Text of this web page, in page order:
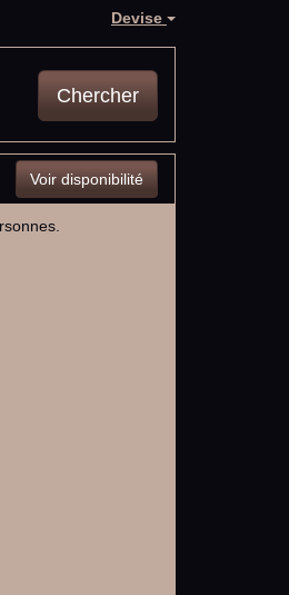
Devise
Chercher
Voir disponibilité